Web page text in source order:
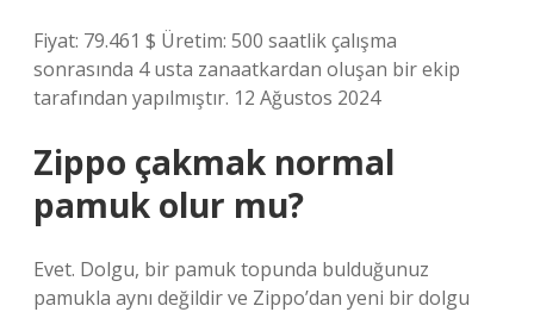
Fiyat: 79.461 $ Üretim: 500 saatlik çalışma
sonrasında 4 usta zanaatkardan oluşan bir ekip
tarafından yapılmıştır. 12 Ağustos 2024
Zippo çakmak normal
pamuk olur mu?
Evet. Dolgu, bir pamuk topunda bulduğunuz
pamukla aynı değildir ve Zippo’dan yeni bir dolgu